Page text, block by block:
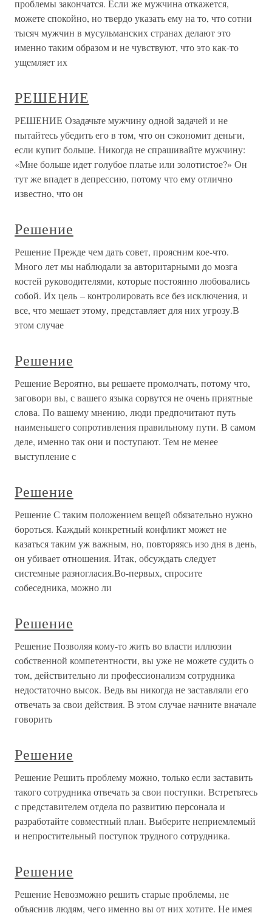
проблемы закончатся. Если же мужчина откажется,
можете спокойно, но твердо указать ему на то, что сотни
тысяч мужчин в мусульманских странах делают это
именно таким образом и не чувствуют, что это как-то
ущемляет их
РЕШЕНИЕ
РЕШЕНИЕ Озадачьте мужчину одной задачей и не
пытайтесь убедить его в том, что он сэкономит деньги,
если купит больше. Никогда не спрашивайте мужчину:
«Мне больше идет голубое платье или золотистое?» Он
тут же впадет в депрессию, потому что ему отлично
известно, что он
Решение
Решение Прежде чем дать совет, проясним кое-что.
Много лет мы наблюдали за авторитарными до мозга
костей руководителями, которые постоянно любовались
собой. Их цель – контролировать все без исключения, и
все, что мешает этому, представляет для них угрозу.В
этом случае
Решение
Решение Вероятно, вы решаете промолчать, потому что,
заговори вы, с вашего языка сорвутся не очень приятные
слова. По вашему мнению, люди предпочитают путь
наименьшего сопротивления правильному пути. В самом
деле, именно так они и поступают. Тем не менее
выступление с
Решение
Решение С таким положением вещей обязательно нужно
бороться. Каждый конкретный конфликт может не
казаться таким уж важным, но, повторяясь изо дня в день,
он убивает отношения. Итак, обсуждать следует
системные разногласия.Во-первых, спросите
собеседника, можно ли
Решение
Решение Позволяя кому-то жить во власти иллюзии
собственной компетентности, вы уже не можете судить о
том, действительно ли профессионализм сотрудника
недостаточно высок. Ведь вы никогда не заставляли его
отвечать за свои действия. В этом случае начните вначале
говорить
Решение
Решение Решить проблему можно, только если заставить
такого сотрудника отвечать за свои поступки. Встретьтесь
с представителем отдела по развитию персонала и
разработайте совместный план. Выберите неприемлемый
и непростительный поступок трудного сотрудника.
Решение
Решение Невозможно решить старые проблемы, не
объяснив людям, чего именно вы от них хотите. Не имея